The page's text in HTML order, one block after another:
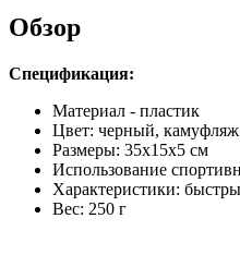
Обзор
Спецификация:
Материал - пластик
Цвет: черный, камуфляж
Размеры: 35x15x5 см
Использование
Характеристики:
Вес: 250 г